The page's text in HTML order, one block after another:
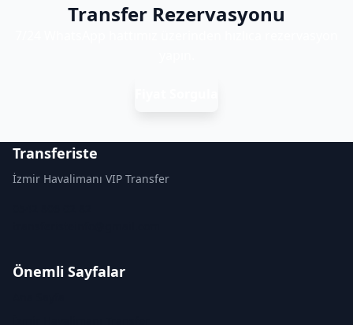
Transfer Rezervasyonu
Transferiste
İzmir Havalimanı VIP Transfer
Önemli Sayfalar